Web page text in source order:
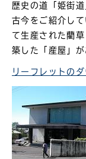
歴史の道「姫街
古今をご紹介し
て生産された藺
築した「産屋」が
リーフレットの